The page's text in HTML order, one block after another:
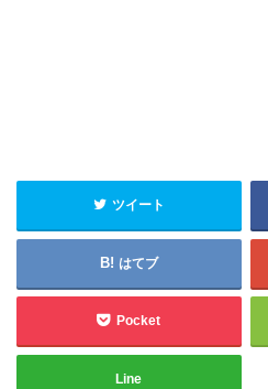
ツイート
はてブ
Pocket
Line